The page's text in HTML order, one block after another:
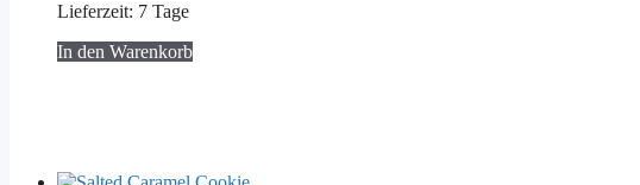
Lieferzeit: 7 Tage
In den Warenkorb